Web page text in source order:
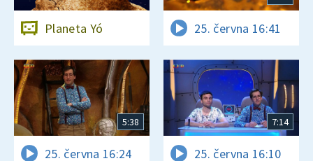
Planeta Yó 25. června 16:41
5:38
25. června 16:24
7:14
25. června 16:10